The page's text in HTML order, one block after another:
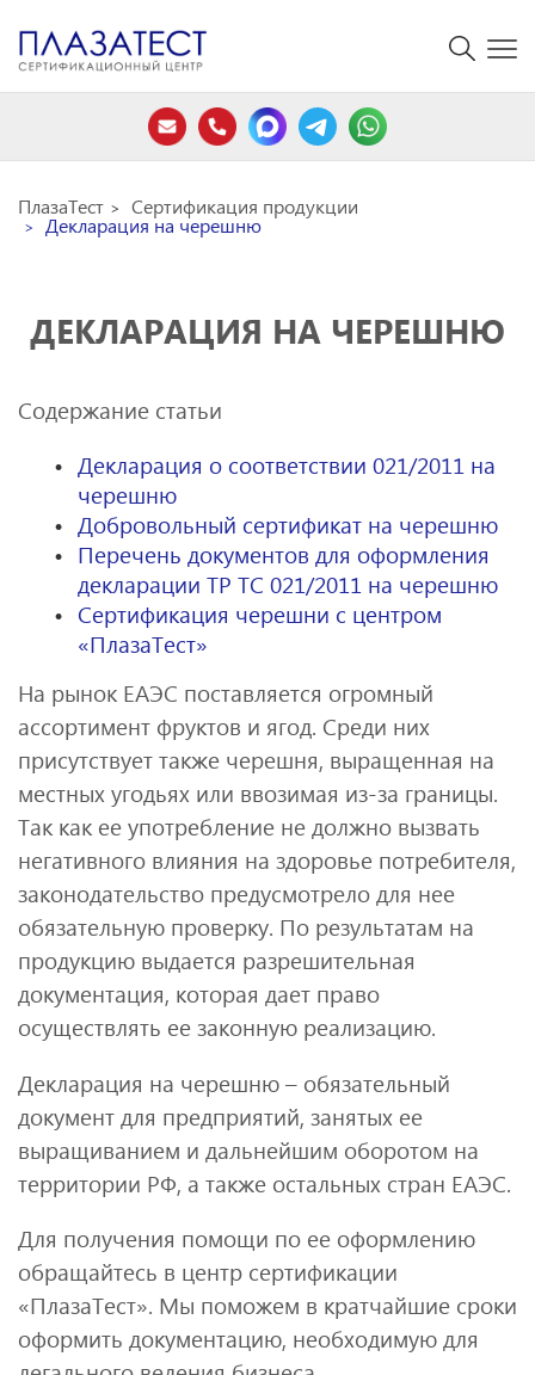
ПлазаТест Сертификация продукции
Декларация на черешню
ДЕКЛАРАЦИЯ НА ЧЕРЕШНЮ
Содержание статьи
Декларация о соответствии 021/2011 на
черешню
Добровольный сертификат на черешню
Перечень документов для оформления
декларации ТР ТС 021/2011 на черешню
Сертификация черешни с центром
«ПлазаТест»
На рынок ЕАЭС поставляется огромный
ассортимент фруктов и ягод. Среди них
присутствует также черешня, выращенная на
местных угодьях или ввозимая из-за границы.
Так как ее употребление не должно вызвать
негативного влияния на здоровье потребителя,
законодательство предусмотрело для нее
обязательную проверку. По результатам на
продукцию выдается разрешительная
документация, которая дает право
осуществлять ее законную реализацию.
Декларация на черешню – обязательный
документ для предприятий, занятых ее
выращиванием и дальнейшим оборотом на
территории РФ, а также остальных стран ЕАЭС.
Для получения помощи по ее оформлению
обращайтесь в центр сертификации
«ПлазаТест». Мы поможем в кратчайшие сроки
оформить документацию, необходимую для